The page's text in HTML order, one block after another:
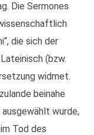
Die Sermones
die sich der
(bzw.
widmet.
beinahe
wurde,
Tod des